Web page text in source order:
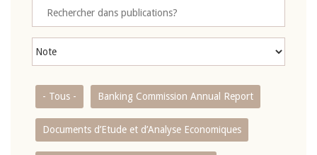
- Tous - Banking Commission Annual Report
Documents d’Etude et d’Analyse Economiques